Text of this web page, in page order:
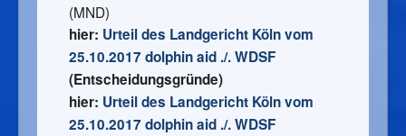
(MND)
hier: Urteil des Landgericht Köln vom
25.10.2017 dolphin aid ./. WDSF
(Entscheidungsgründe)
hier: Urteil des Landgericht Köln vom
25.10.2017 dolphin aid ./. WDSF